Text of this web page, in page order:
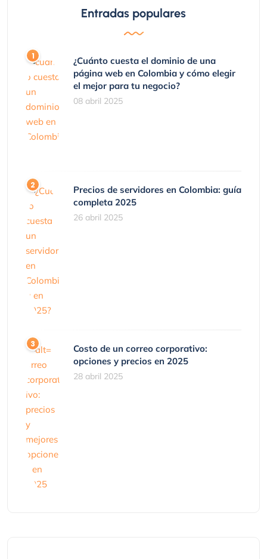
Entradas populares
¿Cuánto cuesta el dominio de una
página web en Colombia y cómo elegir
el mejor para tu negocio?
08 abril 2025
Precios de servidores en Colombia: guía
completa 2025
26 abril 2025
Costo de un correo corporativo:
opciones y precios en 2025
28 abril 2025